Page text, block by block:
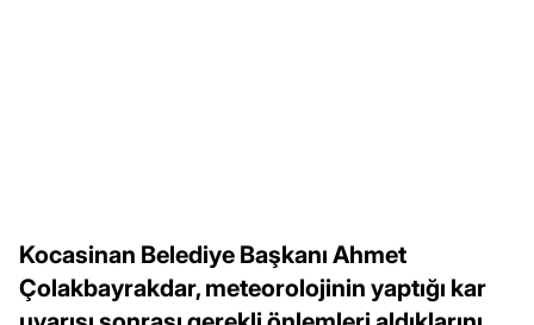
Kocasinan Belediye Başkanı Ahmet
Çolakbayrakdar, meteorolojinin yaptığı kar